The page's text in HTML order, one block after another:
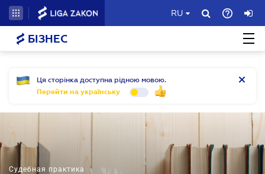
RU
БІЗНЕС
Ця сторінка доступна рідною мовою.
Перейти на українську
Судебная практика